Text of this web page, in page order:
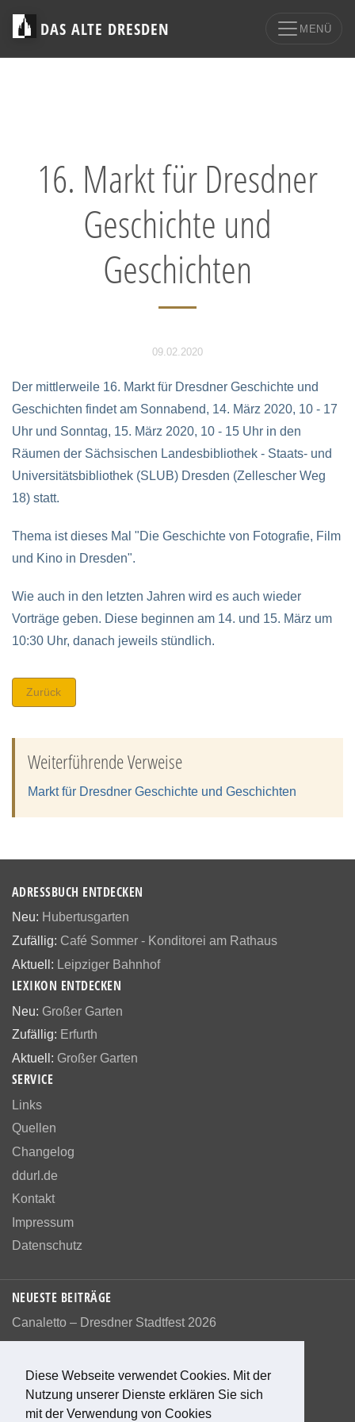
Diese Webseite verwendet Cookies. Mit der
Nutzung unserer Dienste erklären Sie sich
mit der Verwendung von Cookies
DAS ALTE DRESDEN MENÜ
16. Markt für Dresdner
Geschichte und
Geschichten
09.02.2020
Der mittlerweile 16. Markt für Dresdner Geschichte und
Geschichten findet am Sonnabend, 14. März 2020, 10 - 17
Uhr und Sonntag, 15. März 2020, 10 - 15 Uhr in den
Räumen der Sächsischen Landesbibliothek - Staats- und
Universitätsbibliothek (SLUB) Dresden (Zellescher Weg
18) statt.
Thema ist dieses Mal "Die Geschichte von Fotografie, Film
und Kino in Dresden".
Wie auch in den letzten Jahren wird es auch wieder
Vorträge geben. Diese beginnen am 14. und 15. März um
10:30 Uhr, danach jeweils stündlich.
Zurück
Weiterführende Verweise
Markt für Dresdner Geschichte und Geschichten
ADRESSBUCH ENTDECKEN
Neu: Hubertusgarten
Zufällig: Café Sommer - Konditorei am Rathaus
Aktuell: Leipziger Bahnhof
LEXIKON ENTDECKEN
Neu: Großer Garten
Zufällig: Erfurth
Aktuell: Großer Garten
SERVICE
Links
Quellen
Changelog
ddurl.de
Kontakt
Impressum
Datenschutz
NEUESTE BEITRÄGE
Canaletto – Dresdner Stadtfest 2026
Bewerte diese Seite